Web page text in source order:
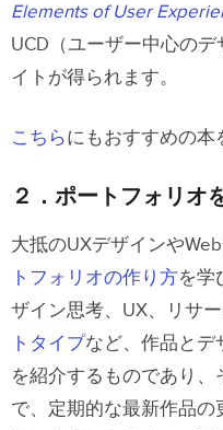
Elements of User
UCD（ユーザー中心の
イトが得られます。
こちらにもおすすめの本
２．ポートフォリオ
大抵のUXデザインや
トフォリオの作り方を学
ザイン思考、UX、リサ
トタイプなど、作品とデ
を紹介するものであり
で、定期的な最新作品